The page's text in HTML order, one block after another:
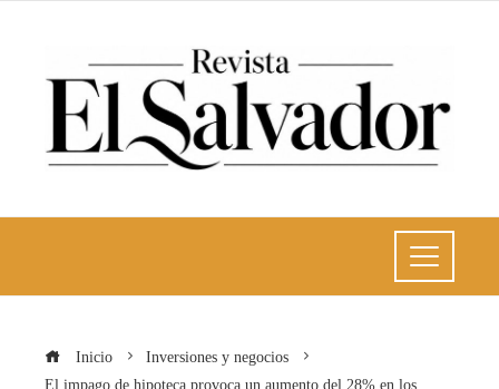
Inicio
Inversiones y negocios
El impago de hipoteca provoca un aumento del 28% en los